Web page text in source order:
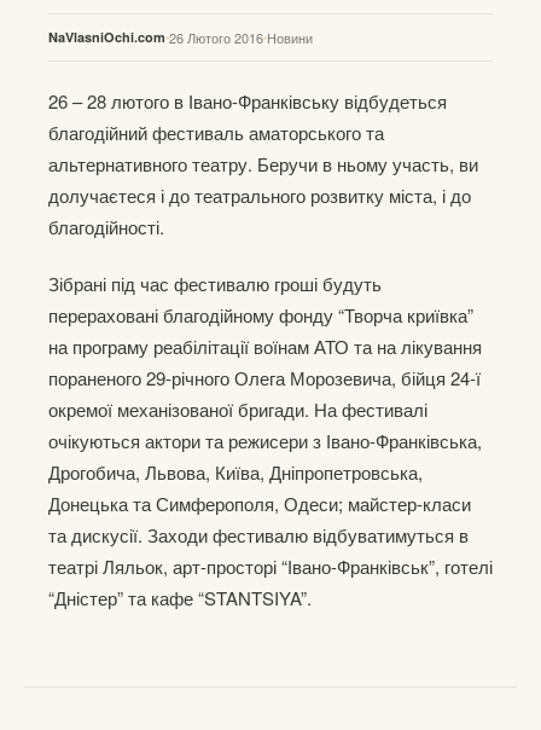
NaVlasniOchi.com 26 Лютого 2016 Новини
26 – 28 лютого в Івано-Франківську відбудеться
благодійний фестиваль аматорського та
альтернативного театру. Беручи в ньому участь, ви
долучаєтеся і до театрального розвитку міста, і до
благодійності.
Зібрані під час фестивалю гроші будуть
перераховані благодійному фонду “Творча криївка”
на програму реабілітації воїнам АТО та на лікування
пораненого 29-річного Олега Морозевича, бійця 24-ї
окремої механізованої бригади. На фестивалі
очікуються актори та режисери з Івано-Франківська,
Дрогобича, Львова, Київа, Дніпропетровська,
Донецька та Симферополя, Одеси; майстер-класи
та дискусії. Заходи фестивалю відбуватимуться в
театрі Ляльок, арт-просторі “Івано-Франківськ”, готелі
“Дністер” та кафе “STANTSIYA”.